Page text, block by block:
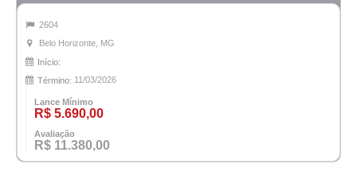
2604
Belo Horizonte, MG
Início:
Término: 11/03/2026
Lance Mínimo
R$ 5.690,00
Avaliação
R$ 11.380,00